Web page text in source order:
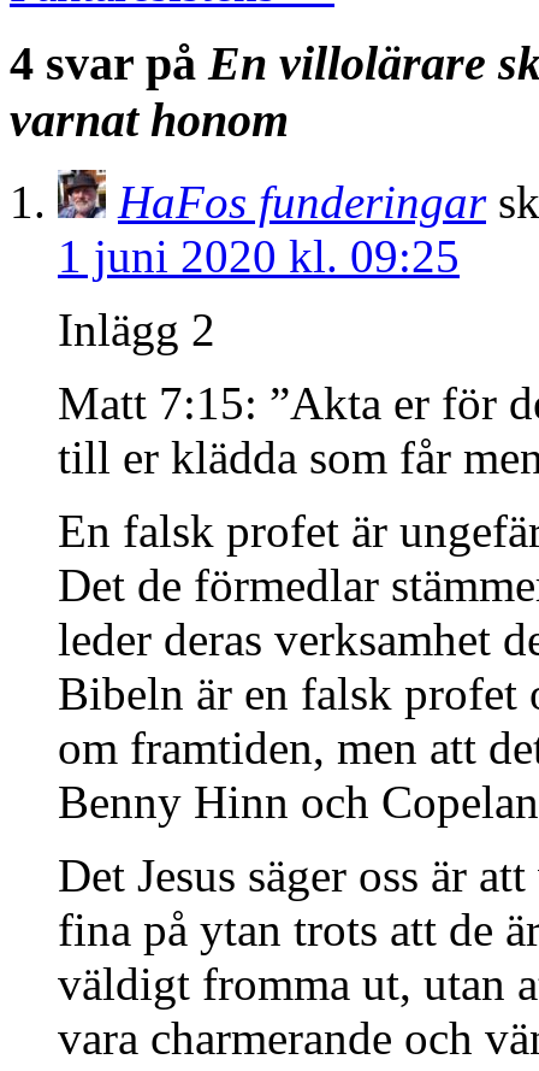
4 svar på En villolärare
varnat honom
HaFos funderingar
1 juni 2020 kl. 09:25
Inlägg 2
Matt 7:15: ”Akta er för
till er klädda som får
En falsk profet är
Det de förmedlar
leder deras verksamhet
Bibeln är en falsk profet
om framtiden, men att
Benny Hinn och
Det Jesus säger oss är
fina på ytan trots att de
väldigt fromma ut, utan
vara charmerande och